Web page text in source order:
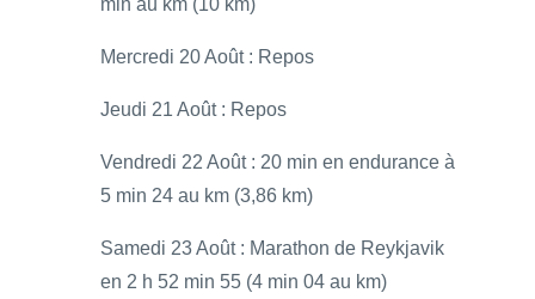
min au km (10 km)
Mercredi 20 Août : Repos
Jeudi 21 Août : Repos
Vendredi 22 Août : 20 min en endurance à
5 min 24 au km (3,86 km)
Samedi 23 Août : Marathon de Reykjavik
en 2 h 52 min 55 (4 min 04 au km)